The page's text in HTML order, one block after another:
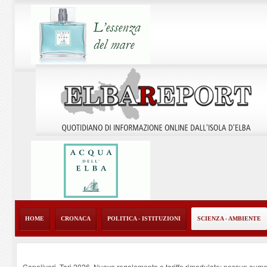
HOME CRONACA POLITICA - ISTITUZIONI SCIENZA - AMBIENTE